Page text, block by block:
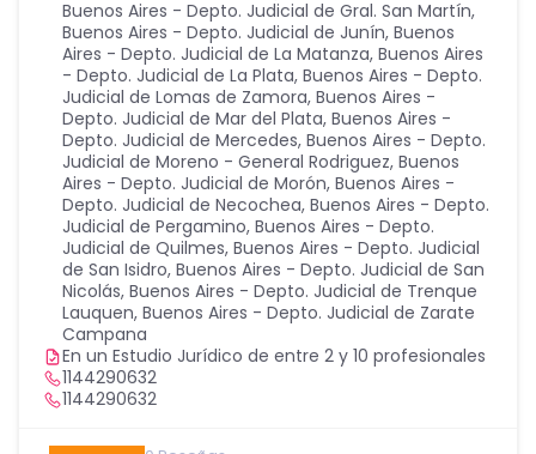
Buenos Aires - Depto. Judicial de Gral. San Martín,
Buenos Aires - Depto. Judicial de Junín, Buenos
Aires - Depto. Judicial de La Matanza, Buenos Aires
- Depto. Judicial de La Plata, Buenos Aires - Depto.
Judicial de Lomas de Zamora, Buenos Aires -
Depto. Judicial de Mar del Plata, Buenos Aires -
Depto. Judicial de Mercedes, Buenos Aires - Depto.
Judicial de Moreno - General Rodriguez, Buenos
Aires - Depto. Judicial de Morón, Buenos Aires -
Depto. Judicial de Necochea, Buenos Aires - Depto.
Judicial de Pergamino, Buenos Aires - Depto.
Judicial de Quilmes, Buenos Aires - Depto. Judicial
de San Isidro, Buenos Aires - Depto. Judicial de San
Nicolás, Buenos Aires - Depto. Judicial de Trenque
Lauquen, Buenos Aires - Depto. Judicial de Zarate
Campana
En un Estudio Jurídico de entre 2 y 10 profesionales
1144290632
1144290632